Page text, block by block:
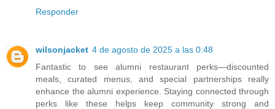
Responder
wilsonjacket 4 de agosto de 2025 a las 0:48
Fantastic to see alumni restaurant perks—discounted
meals, curated menus, and special partnerships really
enhance the alumni experience. Staying connected through
perks like these helps keep community strong and